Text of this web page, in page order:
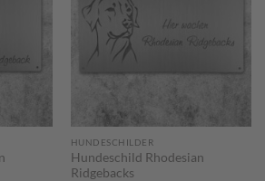
HUNDESCHILDER
Hundeschild Rhodesian
Ridgebacks